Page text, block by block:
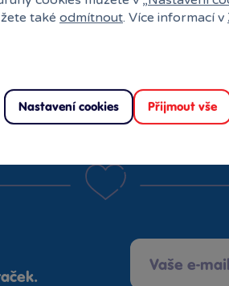
zdarma
také odmítnout. Více informací v
Nastavení cookies Přijmout vše